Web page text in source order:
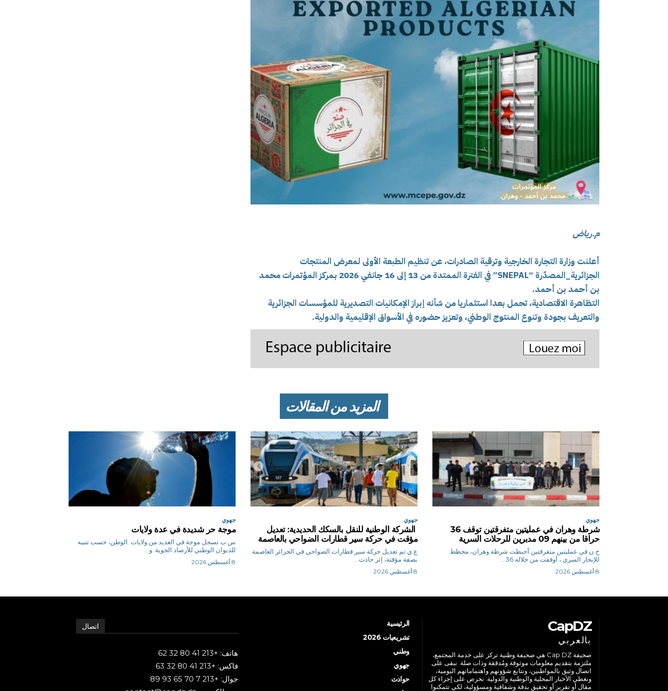
م.رياض
أعلنت وزارة التجارة الخارجية وترقية الصادرات، عن تنظيم الطبعة الأولى لمعرض المنتجات
الجزائرية_المصدّرة “SNEPAL” في الفترة الممتدة من 13 إلى 16 جانفي 2026 بمركز المؤتمرات محمد
بن أحمد بن أحمد.
التظاهرة الاقتصادية، تحمل بعدا استثماريا من شأنه إبراز الإمكانيات التصديرية للمؤسسات الجزائرية
والتعريف بجودة وتنوع المنتوج الوطني، وتعزيز حضوره في الأسواق الإقليمية والدولية.
المزيد من المقالات
جهوي
شرطة وهران في عمليتين متفرقتين توقف 36
حراقا من بينهم 09 مدبرين للرحلات السرية
ح.ن في عمليتين متفرقتين أحبطت شرطة وهران، مخطط
للإبحار السري ، أوقفت من خلاله 36...
8 أغسطس 2026
جهوي
الشركة الوطنية للنقل بالسكك الحديدية: تعديل
مؤقت في حركة سير قطارات الضواحي بالعاصمة
ع ي تم تعديل حركة سير قطارات الضواحي في الجزائر العاصمة
بصفة مؤقتة، إثر حادث...
8 أغسطس 2026
جهوي
موجة حر شديدة في عدة ولايات
س ب تسجل موجة في العديد من ولايات الوطن، حسب تنبيه
للديوان الوطني للأرصاد الجوية. و...
8 أغسطس 2026
CapDZ
بالعربي
صحيفة Cap DZ هي صحيفة وطنية تركز على خدمة المجتمع،
ملتزمة بتقديم معلومات موثوقة ومُدققة وذات صلة. نبقى على
اتصال وثيق بالمواطنين، ونتابع شؤونهم واهتماماتهم اليومية،
ونغطي الأخبار المحلية والوطنية والدولية. نحرص على إجراء كل
مقال أو تقرير أو تحقيق بدقة وشفافية ومسؤولية، لكي تتمكنوا
الرئيسية
تشريعيات 2026
وطني
جهوي
حوادث
اتصال
هاتف: +213 41 80 32 62
فاكس: +213 41 80 32 63
جوال: +213 7 70 65 93 89